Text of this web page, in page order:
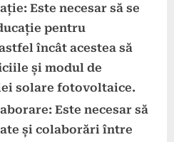
Este necesar să se
pentru
încât acestea să
și modul de
solare fotovoltaice.
Este necesar să
și colaborări între